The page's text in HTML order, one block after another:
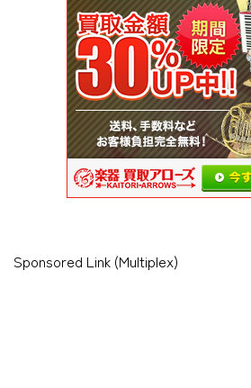
Sponsored Link (Multiplex)